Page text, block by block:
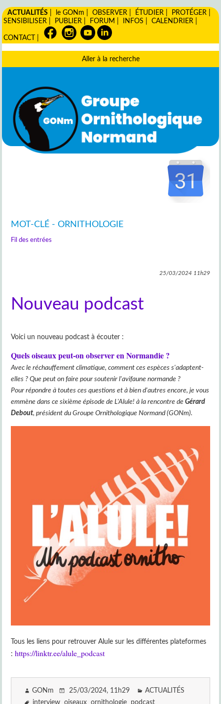
ACTUALITÉS le GONm |OBSERVER ÉTUDIER PROTÉGER
SENSIBILISER
PUBLIER FORUM INFOS |CALENDRIER
CONTACT
Aller à la recherche
MOT-CLÉ - ORNITHOLOGIE
Fil des entrées
25/03/202411h29
Nouveau podcast
Voici un nouveau podcast à écouter :
Quels oiseaux peut-on observer en Normandie ?
Avec le réchauffement climatique, comment ces espèces s'adaptent-
elles ? Que peut on faire pour soutenir l'avifaune normande ?
Pour répondre à toutes ces questions et à bien d'autres encore, je vous
emmène dans ce sixième épisode de L'Alule! à la rencontre deGérard
Debout, président du Groupe Ornithologique Normand (GONm).
Tous les liens pour retrouver Alule sur les différentes plateformes
:https://linktr.ee/alule_podcast
GONm 25/03/2024, 11h29
ACTUALITÉS
interview oiseaux ornithologie podcast